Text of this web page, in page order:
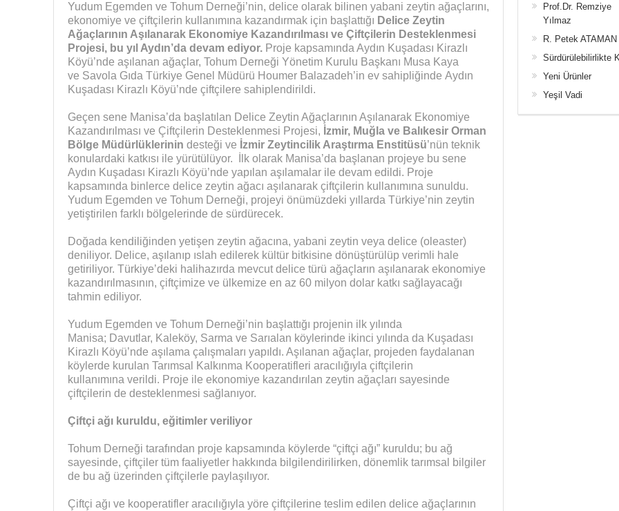
Yudum Egemden ve Tohum Derneği’nin, delice olarak bilinen yabani zeytin ağaçlarını,
ekonomiye ve çiftçilerin kullanımına kazandırmak için başlattığı Delice Zeytin
Ağaçlarının Aşılanarak Ekonomiye Kazandırılması ve Çiftçilerin Desteklenmesi
Projesi, bu yıl Aydın’da devam ediyor. Proje kapsamında Aydın Kuşadası Kirazlı
Köyü’nde aşılanan ağaçlar, Tohum Derneği Yönetim Kurulu Başkanı Musa Kaya
ve Savola Gıda Türkiye Genel Müdürü Houmer Balazadeh’in ev sahipliğinde Aydın
Kuşadası Kirazlı Köyü’nde çiftçilere sahiplendirildi.
Geçen sene Manisa’da başlatılan Delice Zeytin Ağaçlarının Aşılanarak Ekonomiye
Kazandırılması ve Çiftçilerin Desteklenmesi Projesi, İzmir, Muğla ve Balıkesir Orman
Bölge Müdürlüklerinin desteği ve İzmir Zeytincilik Araştırma Enstitüsü’nün teknik
konulardaki katkısı ile yürütülüyor. İlk olarak Manisa’da başlanan projeye bu sene
Aydın Kuşadası Kirazlı Köyü’nde yapılan aşılamalar ile devam edildi. Proje
kapsamında binlerce delice zeytin ağacı aşılanarak çiftçilerin kullanımına sunuldu.
Yudum Egemden ve Tohum Derneği, projeyi önümüzdeki yıllarda Türkiye’nin zeytin
yetiştirilen farklı bölgelerinde de sürdürecek.
Doğada kendiliğinden yetişen zeytin ağacına, yabani zeytin veya delice (oleaster)
deniliyor. Delice, aşılanıp ıslah edilerek kültür bitkisine dönüştürülüp verimli hale
getiriliyor. Türkiye’deki halihazırda mevcut delice türü ağaçların aşılanarak ekonomiye
kazandırılmasının, çiftçimize ve ülkemize en az 60 milyon dolar katkı sağlayacağı
tahmin ediliyor.
Yudum Egemden ve Tohum Derneği’nin başlattığı projenin ilk yılında
Manisa; Davutlar, Kaleköy, Sarma ve Sarıalan köylerinde ikinci yılında da Kuşadası
Kirazlı Köyü’nde aşılama çalışmaları yapıldı. Aşılanan ağaçlar, projeden faydalanan
köylerde kurulan Tarımsal Kalkınma Kooperatifleri aracılığıyla çiftçilerin
kullanımına verildi. Proje ile ekonomiye kazandırılan zeytin ağaçları sayesinde
çiftçilerin de desteklenmesi sağlanıyor.
Çiftçi ağı kuruldu, eğitimler veriliyor
Tohum Derneği tarafından proje kapsamında köylerde “çiftçi ağı” kuruldu; bu ağ
sayesinde, çiftçiler tüm faaliyetler hakkında bilgilendirilirken, dönemlik tarımsal bilgiler
de bu ağ üzerinden çiftçilerle paylaşılıyor.
Çiftçi ağı ve kooperatifler aracılığıyla yöre çiftçilerine teslim edilen delice ağaçlarının
Prof.Dr. Remziye
Yılmaz
R. Petek ATAMAN
Sürdürülebilirlikte
Yeni Ürünler
Yeşil Vadi